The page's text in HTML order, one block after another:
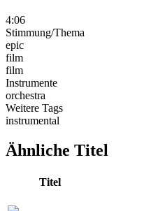
4:06
Stimmung/Thema
epic
film
film
Instrumente
orchestra
Weitere Tags
instrumental
Ähnliche Titel
Titel